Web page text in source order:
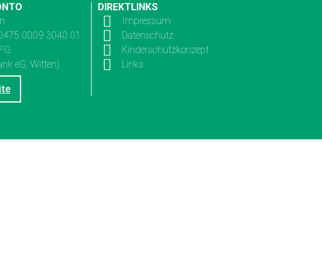
0009 3040 01
eG, Witten)
DIREKTLINKS
Impressum
Datenschutz
Kinderschutzkonzept
Links